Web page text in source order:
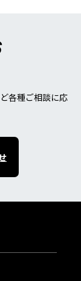
各種ご相談に応